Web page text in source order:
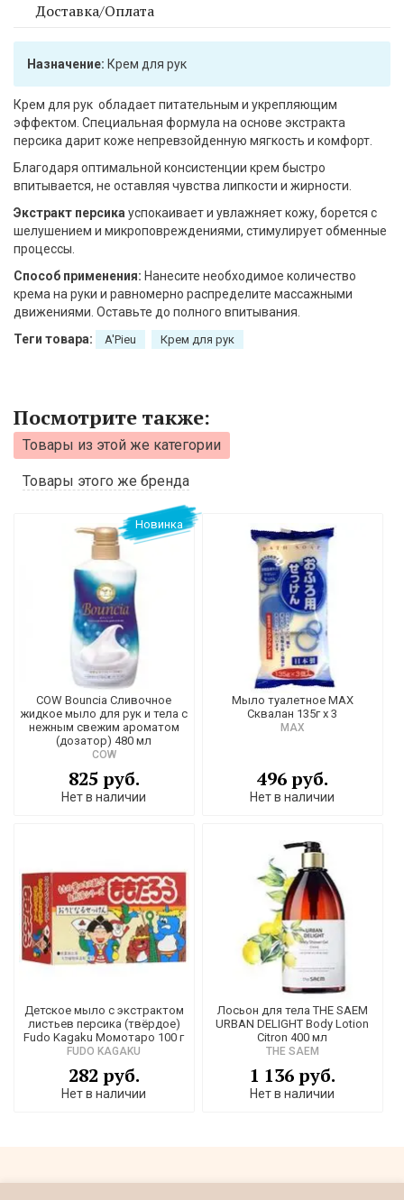
Доставка/Оплата
Назначение: Крем для рук
Крем для рук обладает питательным и укрепляющим
эффектом. Специальная формула на основе экстракта
персика дарит коже непревзойденную мягкость и комфорт.
Благодаря оптимальной консистенции крем быстро
впитывается, не оставляя чувства липкости и жирности.
Экстракт персикауспокаивает и увлажняет кожу, борется с
шелушением и микроповреждениями, стимулирует обменные
процессы.
Способ применения: Нанесите необходимое количество
крема на руки и равномерно распределите массажными
движениями. Оставьте до полного впитывания.
Теги товара:
A'Pieu Крем для рук
Посмотрите также:
Товары из этой же категории
Товары этого же бренда
Новинка
COW Bouncia Сливочное
жидкое мыло для рук и тела с
нежным свежим ароматом
(дозатор) 480 мл
COW
825 руб.
Нет в наличии
Мыло туалетное MAX
Сквалан 135г х 3
MAX
496 руб.
Нет в наличии
Детское мыло с экстрактом
листьев персика (твёрдое)
Fudo Kagaku Момотаро 100 г
FUDO KAGAKU
282 руб.
Нет в наличии
Лосьон для тела THE SAEM
URBAN DELIGHT Body Lotion
Citron 400 мл
THE SAEM
1 136 руб.
Нет в наличии